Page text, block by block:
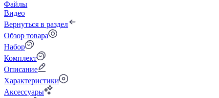
Файлы
Видео
Вернуться в раздел
Обзор товара
Набор
Комплект
Описание
Характеристики
Аксессуары